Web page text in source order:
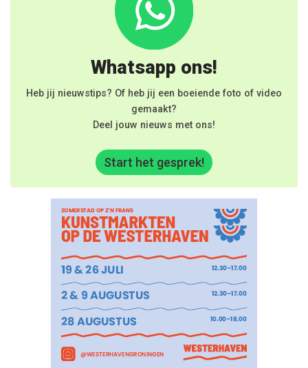
Whatsapp ons!
Heb jij nieuwstips? Of heb jij een boeiende foto of video
gemaakt?
Deel jouw nieuws met ons!
Start het gesprek!